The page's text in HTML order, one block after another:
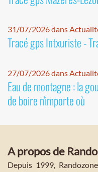
31/07/2026 dans
Tracé gps Intxuriste -
27/07/2026 dans
Eau de montagne : la
de boire n'importe où
A propos de
Depuis 1999,